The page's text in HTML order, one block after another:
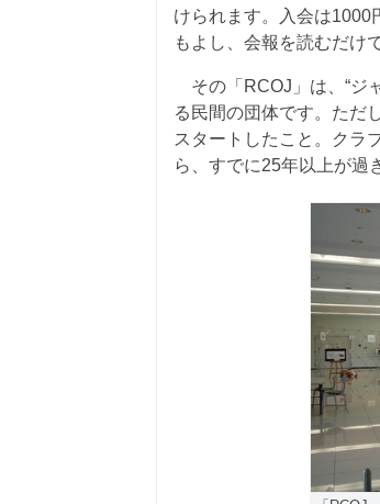
けられます。入会は1000
もよし、会報を読むだけ
その「RCOJ」は、“ジ
る民間の団体です。ただ
スタートしたこと。クラ
ら、すでに25年以上が過